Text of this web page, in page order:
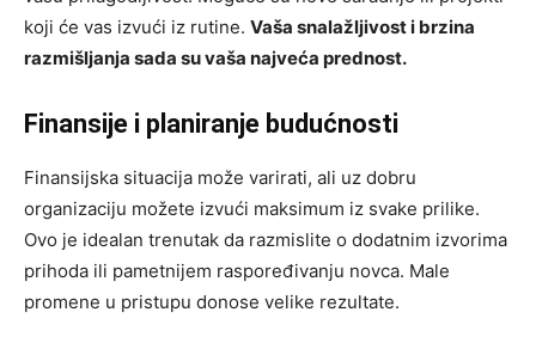
koji će vas izvući iz rutine. Vaša snalažljivost i brzina
razmišljanja sada su vaša najveća prednost.
Finansije i planiranje budućnosti
Finansijska situacija može varirati, ali uz dobru
organizaciju možete izvući maksimum iz svake prilike.
Ovo je idealan trenutak da razmislite o dodatnim izvorima
prihoda ili pametnijem raspoređivanju novca. Male
promene u pristupu donose velike rezultate.